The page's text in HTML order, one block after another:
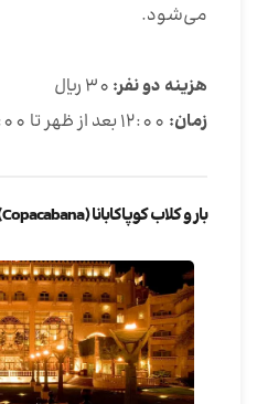
می‌شود.
هزینه دو نفر:
زمان:
بار و کلاب کوپاکابانا (Copacabana)